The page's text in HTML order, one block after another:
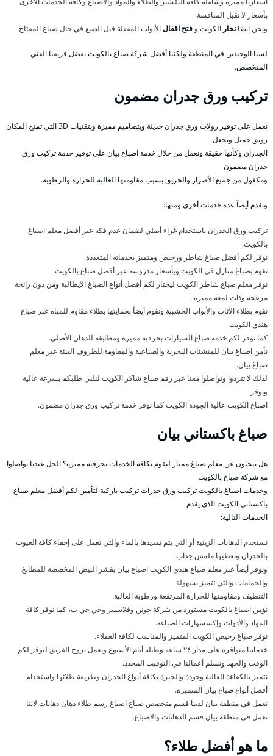
بأسعار لا تقبل المنافسة.
ونحن ايضا نحار الكويت و فتح اقفالالأبواب المقفلة فبل الصبغ في حال ضياغ المفتاح.
لسنا الوحيدين في المنطقة ولكننا أفضل شركة صباغ بالكويت بفضل فريقنا الفني
المتخصص.
تركيب ورق جدران مضمون
نعمل على توفير رولات ورق جدران حديثة وبتصاميم مميزة وبتقنيات 3D التي تمنح المكان
رونق جميل وتجعل
الجدران وكأنها حقيقة ونعمل من خلال خدمة اصباغ بيان على توفير خدمة تركيب ورق
جدران مضمون
ومكفول من جميع الأضرار والحريق بسبب مقاومتها العالية للحرارة والرطوبة.
ونقدم أيضاً عدة خدمات أخرى ومنها:
تركيب ورق الجدران باستخدام غراء أصلي لضمان عدم فكه عبر أفضل معلم اصباغ
بالكويت.
نوفر لكم أفضل صباغ شاطر ورخيص ومتميز بخدماته المتعددة.
نقوم بصباغ منازل في الكويت وبأسعار مدروسة عبر أفضل صباغ بالكويت.
نوفر معلم صباغ شاطر الكويت ليختار لكم أفضل أنواع الصباغ الايطالية ومن دون رائحة
مزعجة وذات لمعة مميزة.
نقوم بطلاء الأثاث والأبواب الخشبية ونقوم أيضاً بحمايتها بطلاء مقاوم للمياه عبر صباغ
هندي الكويت
كما نوفر لكم خدمة صباغ السيارات بحرفية مميزة ومطابقة للدهان الأصلي.
نأمن اصباغ بيان للمنشئات البحرية والصناعية والمقاومة للظروف البيئة عبر معلم
صباغ بيان.
لذلك لا تتردوا وتواصلوا معنا عبر رقم صباغ شاكر الكويت لنلبي طلبكم بسرعة عالية
ونوفر
اصباغ الكويت عالية الجودة الكويت كما نوفر خدمة تركيب ورق جدران مضمون.
صباغ باكستاني بيان
هل تبحثون عن معلم صباغ ممتاز ليقوم بكافة الخدمات بحرفية مميزة؟ الحل عندنا تواصلوا
مع شركة صباغ بالكويت
وخدمات اصباغ بالكويت تركيب ورق جدرات تركيب باركية لتأمين لكم أفضل معلم صباغ
باكستاني الكويت الذي يقدم
الخدمات التالية:
نستخدم الدهانات الزيتية أو التي يتم تمديدها بالماء والتي تعمل على إخفاء كافة العيوب
بالجدران وتعطيها ملمس جذاب.
ونوفر أيضاً عبر معلم صباغ هندي الكويت اصباغ بيان بقشر البيض المخصصة للمطابخ
والحمامات والتي تتميز بسهولة
التنظيف ومقاومتها للحرارة المرتفعة ورطوبة العالية.
نؤمن اصباغ بالكويت مستورد من شركة جونن وفلاسبير وجي جي ب، كما نوفر كافة
المواد والأدوات وإكسسوارات الصباغة.
نوفر صباغ رخيص الكويت المتميز والمناسب لكافة العملاء.
خدماتنا متوافرة على مدار ٢٤ ساعة وطيلة أيام الأسبوع ونعمل بروح الفريق لنوفر لكم
الوقت والجهد ونسلم أعمالنا في التوقيت المحدد.
نتميز بالكفاءة العالية وجودة والخبرة بكافة أنواع الجدران وطريقة طلائها واستخدام
أفضل أنواع صباغ بيان المتميزة.
نعمل في منطقة بيان لدينا قسم متخصص صباغ اصباغ رسم طلاء دهان دهانات لاننا
نعمل في منطقة بيان قسم الدهانات والاصباغ.
ما هو أفضل طلاء؟